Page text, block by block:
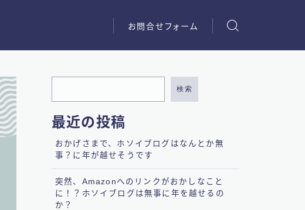
お問合せフォーム
検索
最近の投稿
おかげさまで、ホソイブログはなんとか無
事？に年が越せそうです
突然、Amazonへのリンクがおかしなこと
に！？ホソイブログは無事に年を越せるの
か？